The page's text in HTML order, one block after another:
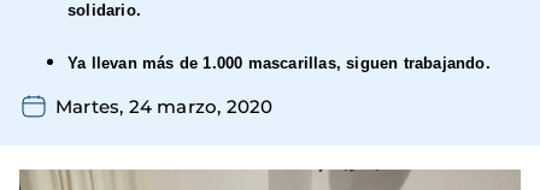
solidario.
Ya llevan más de 1.000 mascarillas, siguen trabajando.
Martes, 24 marzo, 2020